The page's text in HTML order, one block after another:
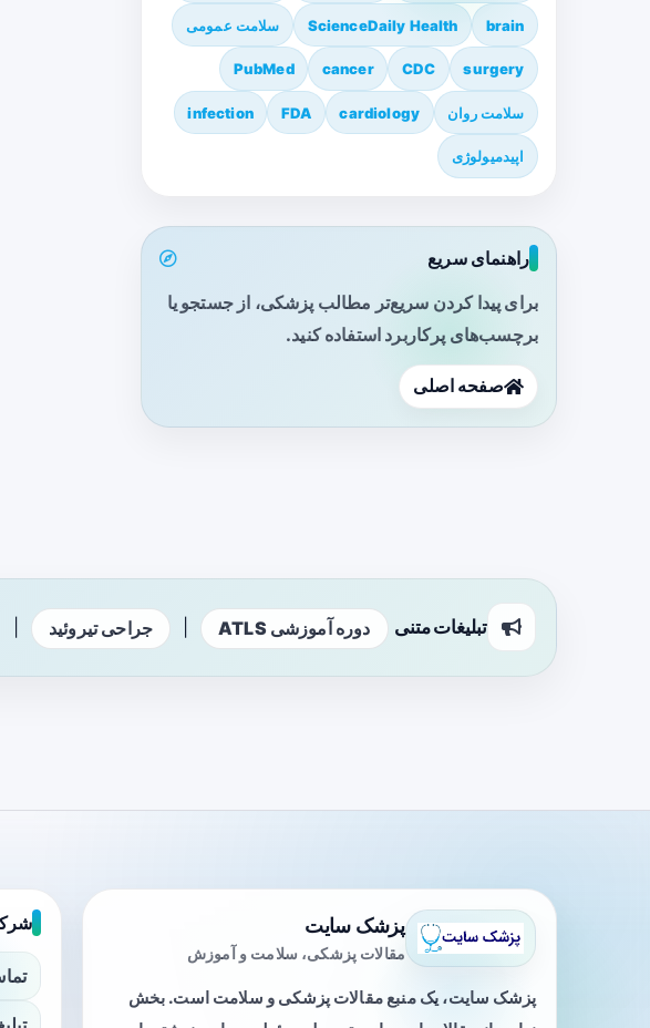
brain
ScienceDaily Health سلامت عمومی
surgery
CDC
cancer
PubMed
سلامت روان cardiology
FDA
infection
اپیدمیولوژی
راهنمای سریع
برای پیدا کردن سریع‌تر مطالب پزشکی، از جستجو یا
برچسب‌های پرکاربرد استفاده کنید.
صفحه اصلی
تبلیغات متنی دوره آموزشی ATLS جراحی تیروئید
پزشک سایت
مقالات پزشکی، سلامت و آموزش
پزشک سایت، یک منبع مقالات پزشکی و سلامت است. بخش